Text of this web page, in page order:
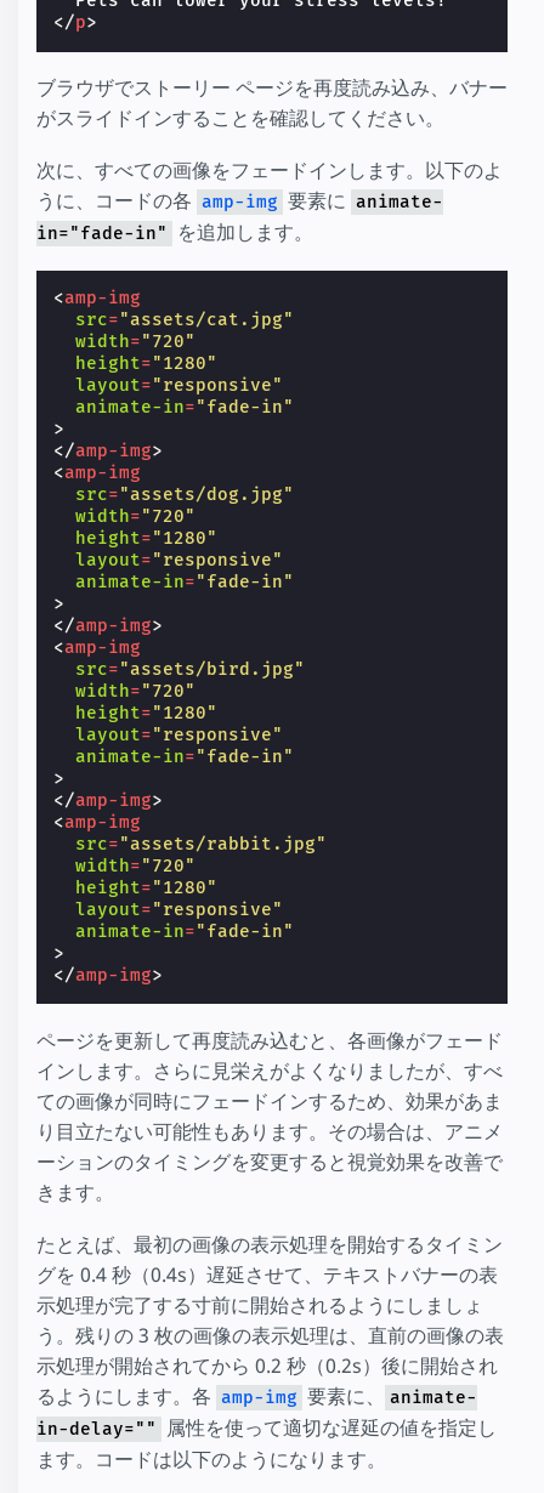
</p>
ブラウザでストーリー ページを再度読み込み、バナー
がスライドインすることを確認してください。
次に、すべての画像をフェードインします。以下のよ
うに、コードの各 amp-img 要素に animate-
in="fade-in"
を追加します。
<amp-img
src="assets/cat.jpg"
width="720"
height="1280"
layout="responsive"
animate-in="fade-in"
>
</amp-img>
<amp-img
src="assets/dog.jpg"
width="720"
height="1280"
layout="responsive"
animate-in="fade-in"
>
</amp-img>
<amp-img
src="assets/bird.jpg"
width="720"
height="1280"
layout="responsive"
animate-in="fade-in"
>
</amp-img>
<amp-img
src="assets/rabbit.jpg"
width="720"
height="1280"
layout="responsive"
animate-in="fade-in"
>
</amp-img>
ページを更新して再度読み込むと、各画像がフェード
インします。さらに見栄えがよくなりましたが、すべ
ての画像が同時にフェードインするため、効果があま
り目立たない可能性もあります。その場合は、アニメ
ーションのタイミングを変更すると視覚効果を改善で
きます。
たとえば、最初の画像の表示処理を開始するタイミン
グを 0.4 秒（0.4s）遅延させて、テキストバナーの表
示処理が完了する寸前に開始されるようにしましょ
う。残りの 3 枚の画像の表示処理は、直前の画像の表
示処理が開始されてから 0.2 秒（0.2s）後に開始され
るようにします。各 amp-img 要素に、
animate-
in-delay=""
属性を使って適切な遅延の値を指定し
ます。コードは以下のようになります。